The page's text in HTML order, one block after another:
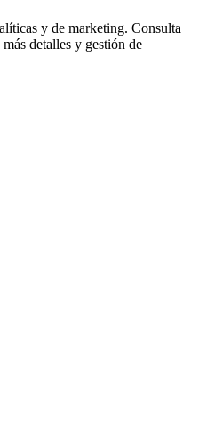
y de marketing. Consulta
más detalles y gestión de